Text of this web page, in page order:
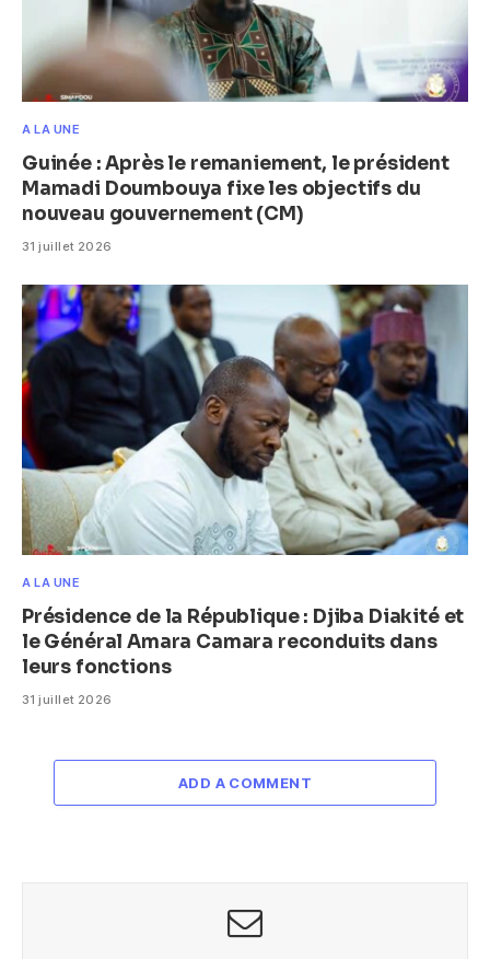
A LA UNE
Guinée : Après le remaniement, le président
Mamadi Doumbouya fixe les objectifs du
nouveau gouvernement (CM)
31 juillet 2026
A LA UNE
Présidence de la République : Djiba Diakité et
le Général Amara Camara reconduits dans
leurs fonctions
31 juillet 2026
ADD A COMMENT